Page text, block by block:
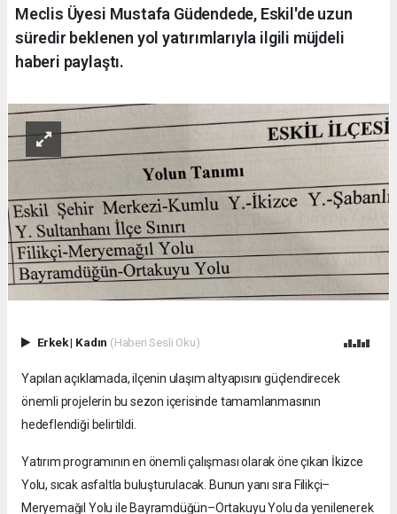
Meclis Üyesi Mustafa Güdendede, Eskil'de uzun
süredir beklenen yol yatırımlarıyla ilgili müjdeli
haberi paylaştı.
Erkek| Kadın (Haberi Sesli Oku)
Yapılan açıklamada, ilçenin ulaşım altyapısını güçlendirecek
önemli projelerin bu sezon içerisinde tamamlanmasının
hedeflendiği belirtildi.
Yatırım programının en önemli çalışması olarak öne çıkan İkizce
Yolu, sıcak asfaltla buluşturulacak. Bunun yanı sıra Filikçi–
Meryemağıl Yolu ile Bayramdüğün–Ortakuyu Yolu da yenilenerek